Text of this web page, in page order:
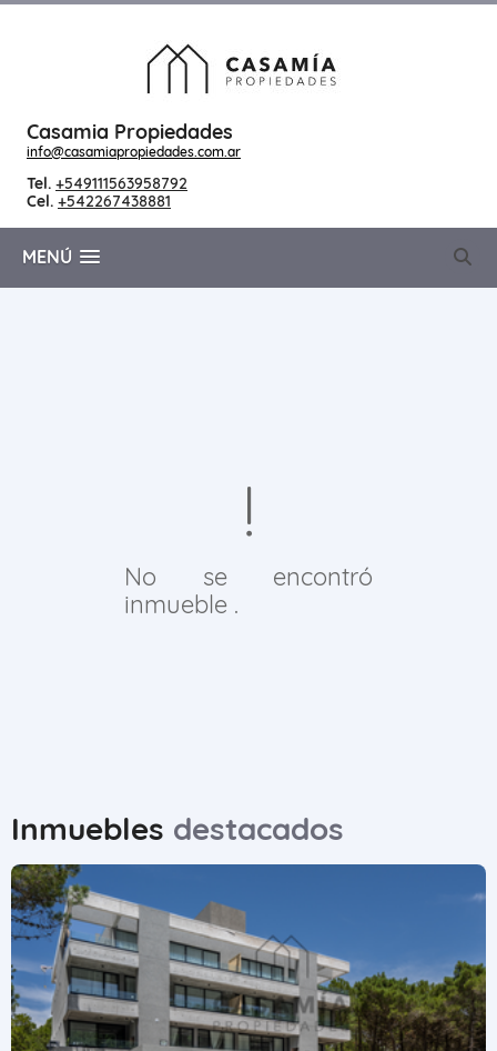
Casamia Propiedades
info@casamiapropiedades.com.ar
Tel. +549111563958792
Cel. +542267438881
MENÚ
No se encontró
inmueble .
Inmuebles destacados